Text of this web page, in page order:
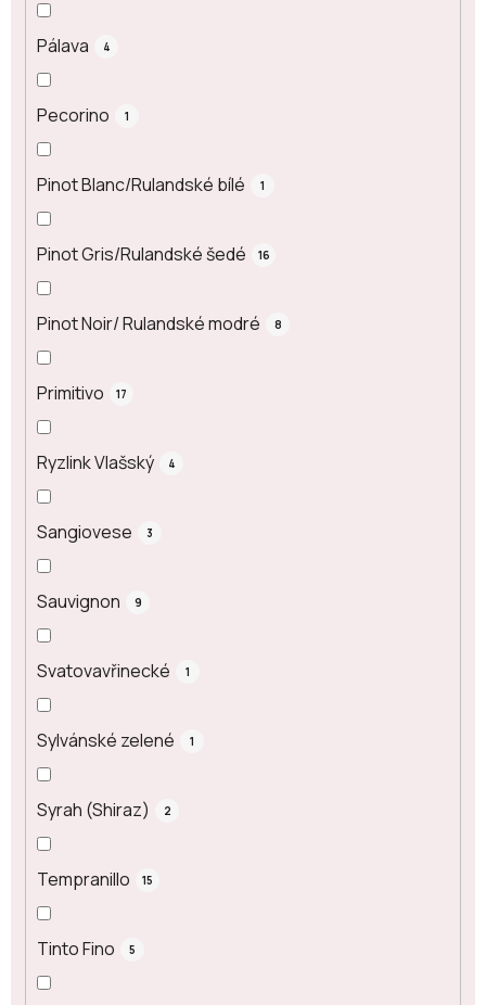
Pálava 4
Pecorino 1
Pinot Blanc/Rulandské bílé 1
Pinot Gris/Rulandské šedé 16
Pinot Noir/ Rulandské modré 8
Primitivo 17
Ryzlink Vlašský 4
Sangiovese 3
Sauvignon 9
Svatovavřinecké 1
Sylvánské zelené 1
Syrah (Shiraz) 2
Tempranillo 15
Tinto Fino 5